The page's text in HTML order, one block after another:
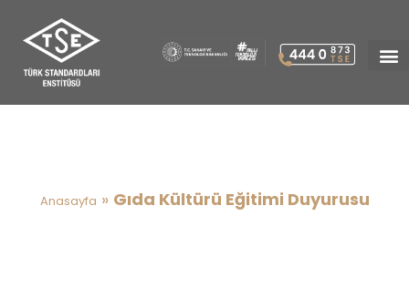
Anasayfa » Gıda Kültürü Eğitimi Duyurusu